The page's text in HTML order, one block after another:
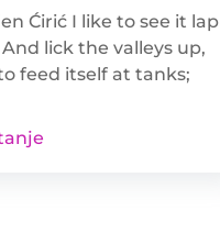
Ćirić I like to see it lap
lick the valleys up,
feed itself at tanks;